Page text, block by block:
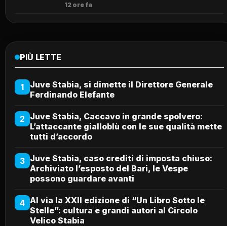
12 ore fa
PIÙ LETTE
1
Juve Stabia, si dimette il Direttore Generale
Ferdinando Elefante
2 Juve Stabia, Caccavo in grande spolvero:
L’attaccante gialloblù con le sue qualità mette
tutti d’accordo
3 Juve Stabia, caso crediti di imposta chiuso:
Archiviato l’esposto del Bari, le Vespe
possono guardare avanti
4 Al via la XXII edizione di “Un Libro Sotto le
Stelle”: cultura e grandi autori al Circolo
Velico Stabia